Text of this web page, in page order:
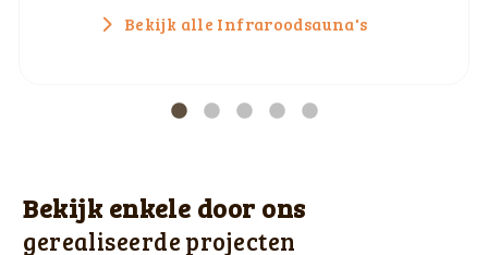
Bekijk alle Infraroodsauna's
Bekijk enkele door ons
gerealiseerde projecten